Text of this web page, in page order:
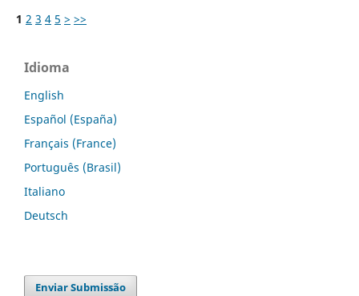
1 2 3 4 5 > >>
Idioma
English
Español (España)
Français (France)
Português (Brasil)
Italiano
Deutsch
Enviar Submissão